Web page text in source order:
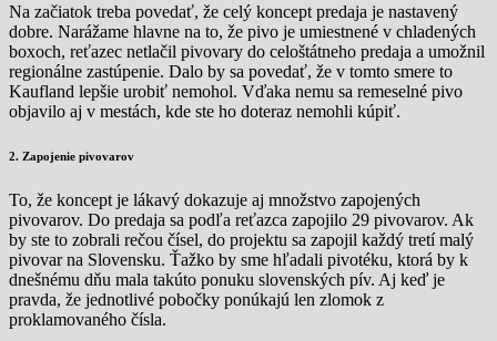
Na začiatok treba povedať, že celý koncept predaja je nastavený
dobre. Narážame hlavne na to, že pivo je umiestnené v chladených
boxoch, reťazec netlačil pivovary do celoštátneho predaja a umožnil
regionálne zastúpenie. Dalo by sa povedať, že v tomto smere to
Kaufland lepšie urobiť nemohol. Vďaka nemu sa remeselné pivo
objavilo aj v mestách, kde ste ho doteraz nemohli kúpiť.
2. Zapojenie pivovarov
To, že koncept je lákavý dokazuje aj množstvo zapojených
pivovarov. Do predaja sa podľa reťazca zapojilo 29 pivovarov. Ak
by ste to zobrali rečou čísel, do projektu sa zapojil každý tretí malý
pivovar na Slovensku. Ťažko by sme hľadali pivotéku, ktorá by k
dnešnému dňu mala takúto ponuku slovenských pív. Aj keď je
pravda, že jednotlivé pobočky ponúkajú len zlomok z
proklamovaného čísla.